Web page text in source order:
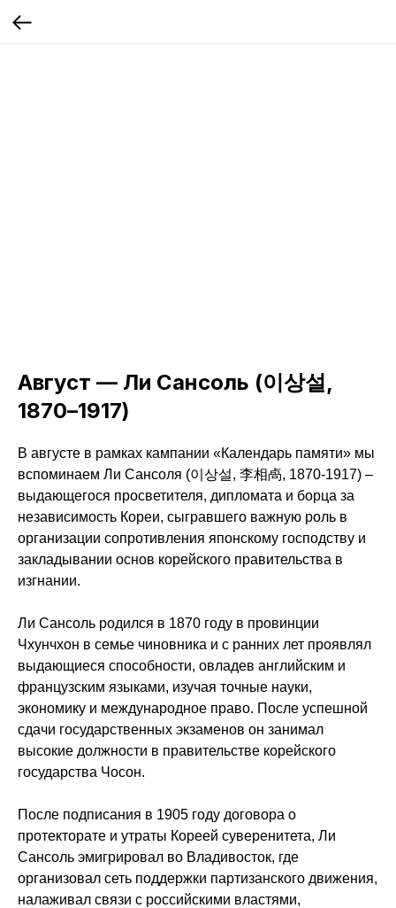
Август — Ли Сансоль (이상설,
1870–1917)
В августе в рамках кампании «Календарь памяти» мы
вспоминаем Ли Сансоля (이상설, 李相卨, 1870-1917) –
выдающегося просветителя, дипломата и борца за
независимость Кореи, сыгравшего важную роль в
организации сопротивления японскому господству и
закладывании основ корейского правительства в
изгнании.
Ли Сансоль родился в 1870 году в провинции
Чхунчхон в семье чиновника и с ранних лет проявлял
выдающиеся способности, овладев английским и
французским языками, изучая точные науки,
экономику и международное право. После успешной
сдачи государственных экзаменов он занимал
высокие должности в правительстве корейского
государства Чосон.
После подписания в 1905 году договора о
протекторате и утраты Кореей суверенитета, Ли
Сансоль эмигрировал во Владивосток, где
организовал сеть поддержки партизанского движения,
налаживал связи с российскими властями,